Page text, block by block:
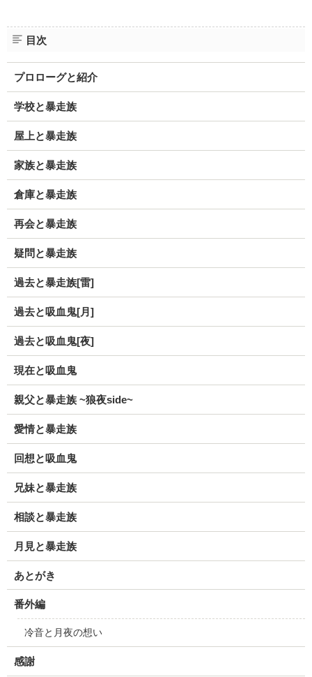
目次
プロローグと紹介
学校と暴走族
屋上と暴走族
家族と暴走族
倉庫と暴走族
再会と暴走族
疑問と暴走族
過去と暴走族[雷]
過去と吸血鬼[月]
過去と吸血鬼[夜]
現在と吸血鬼
親父と暴走族 ~狼夜side~
愛情と暴走族
回想と吸血鬼
兄妹と暴走族
相談と暴走族
月見と暴走族
あとがき
番外編
冷音と月夜の想い
感謝